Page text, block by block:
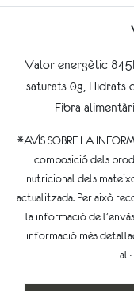
Valor energètic
saturats 0g, Hidrats
Fibra
*AVÍS SOBRE LA
composició dels
nutricional dels
actualitzada. Per això
la informació de
informació més